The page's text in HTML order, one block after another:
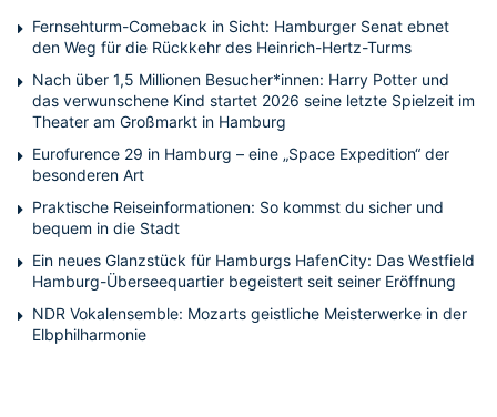
Fernsehturm-Comeback in Sicht: Hamburger Senat ebnet
den Weg für die Rückkehr des Heinrich-Hertz-Turms
Nach über 1,5 Millionen Besucher*innen: Harry Potter und
das verwunschene Kind startet 2026 seine letzte Spielzeit im
Theater am Großmarkt in Hamburg
Eurofurence 29 in Hamburg – eine „Space Expedition“ der
besonderen Art
Praktische Reiseinformationen: So kommst du sicher und
bequem in die Stadt
Ein neues Glanzstück für Hamburgs HafenCity: Das Westfield
Hamburg-Überseequartier begeistert seit seiner Eröffnung
NDR Vokalensemble: Mozarts geistliche Meisterwerke in der
Elbphilharmonie